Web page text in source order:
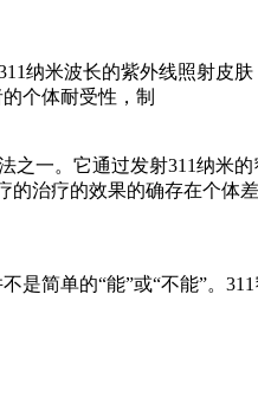
纳米波长的紫外线照射皮
个体耐受性，制
之一。它通过发射311纳米
治疗的效果的确存在个体
是简单的“能”或“不能”。